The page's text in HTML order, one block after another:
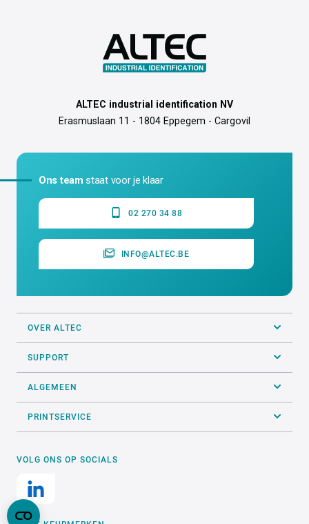
ALTEC industrial identification NV
Erasmuslaan 11 - 1804 Eppegem - Cargovil
Ons team staat voor je klaar
02 270 34 88
INFO@ALTEC.BE
OVER ALTEC
SUPPORT
ALGEMEEN
PRINTSERVICE
VOLG ONS OP SOCIALS